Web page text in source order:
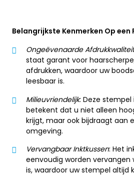
Belangrijkste Kenmerken Op een
Ongeëvenaarde Afdrukkwaliteit
staat garant voor
afdrukken, waardoor uw
leesbaar is.
Milieuvriendelijk: Deze
betekent dat u niet alleen
krijgt, maar ook bijdraagt aan
omgeving.
Vervangbaar Inktkussen: Het
eenvoudig worden
is, waardoor uw stempel altijd